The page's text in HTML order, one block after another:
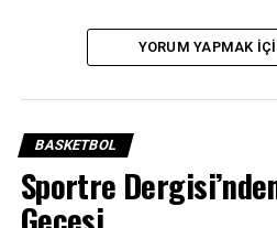
YORUM YAPMAK
BASKETBOL
Sportre